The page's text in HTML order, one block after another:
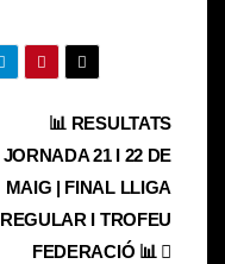
📊 RESULTATS
JORNADA 21 I 22 DE
MAIG | FINAL LLIGA
REGULAR I TROFEU
FEDERACIÓ 📊